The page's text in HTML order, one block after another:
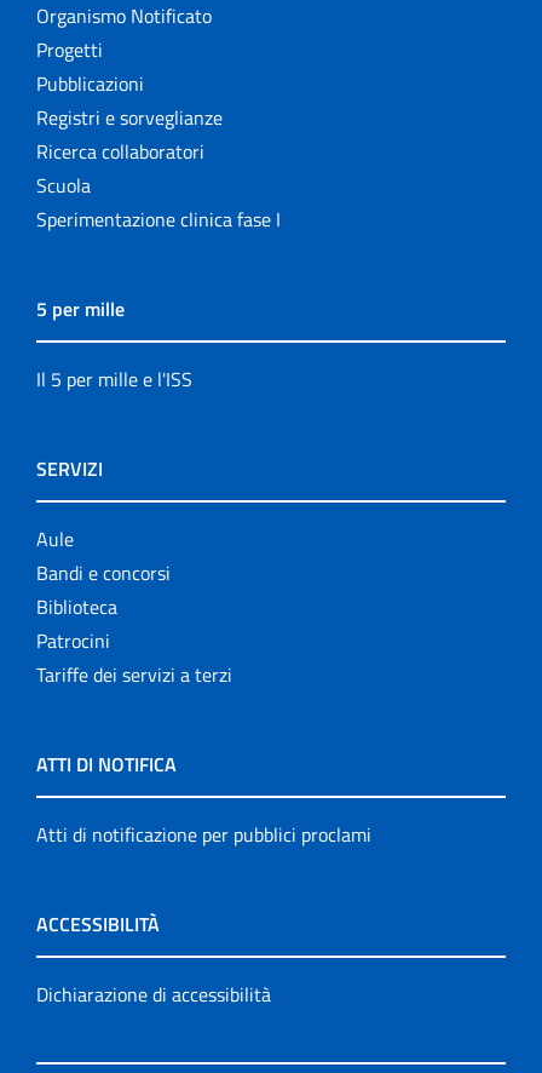
Organismo Notificato
Progetti
Pubblicazioni
Registri e sorveglianze
Ricerca collaboratori
Scuola
Sperimentazione clinica fase I
5 per mille
Il 5 per mille e l'ISS
SERVIZI
Aule
Bandi e concorsi
Biblioteca
Patrocini
Tariffe dei servizi a terzi
ATTI DI NOTIFICA
Atti di notificazione per pubblici proclami
ACCESSIBILITÀ
Dichiarazione di accessibilità